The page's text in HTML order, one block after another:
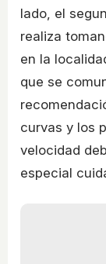
lado, el
realiza
en la
que se
curvas y los
velocidad
especial